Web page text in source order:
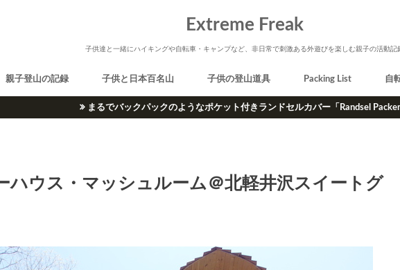
Extreme Freak
子供達と一緒にハイキングや自転車・キャンプなど、非日常で刺激ある外遊びを楽しむ親子の活動記
親子登山の記録 子供と日本百名山 子供の登山道具 Packing List 自
まるでバックパックのようなポケット付きランドセルカバー「Randsel Packer
ハウス・マッシュルーム＠北軽井沢スイートグ